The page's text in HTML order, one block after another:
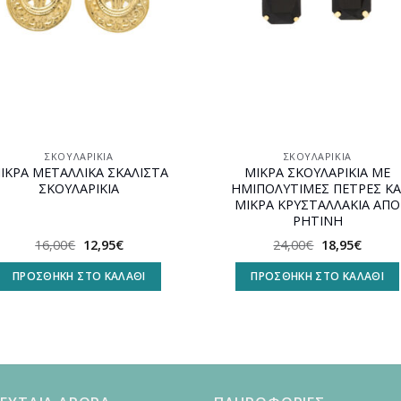
ΣΚΟΥΛΑΡΊΚΙΑ
ΜΕΤΑΛΛΙΚΑ ΣΚΑΛΙΣΤΑ
ΣΚΟΥΛΑΡΙΚΙΑ
16,00€ Original
price
was:
16,00€.
12,95€Η
τιμή
είναι:
12,95€.
ΠΡΟΣΘΉΚΗ ΣΤΟ ΚΑΛΆΘΙ
ΣΚΟΥΛΑΡΊΚΙΑ
ΜΙΚΡΑ ΣΚΟΥΛΑΡΙΚΙΑ ΜΕ
ΗΜΙΠΟΛΥΤΙΜΕΣ ΠΕΤΡΕΣ
ΜΙΚΡΑ ΚΡΥΣΤΑΛΛΑΚΙΑ ΑΠΟ
ΡΗΤΙΝΗ
24,00€ Original
price
was:
24,00€.
18,95€Η
τιμή
είναι:
18,95€.
ΠΡΟΣΘΉΚΗ ΣΤΟ ΚΑΛΆΘΙ